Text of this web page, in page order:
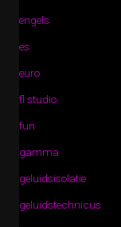
engels
es
euro
fl studio
fun
gamma
geluidsisolatie
geluidstechnicus